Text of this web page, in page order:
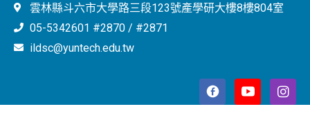
雲林縣斗六市大學路三段123號產學研大樓8樓804室
05-5342601 #2870 / #2871
ildsc@yuntech.edu.tw